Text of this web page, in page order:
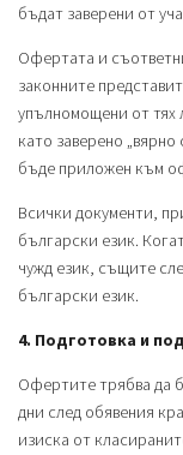
бъдат заверени от
Офертата и
законните
упълномощени от тях
като заверено
бъде приложен към
Всички документи,
български език.
чужд език, същите
български език.
4. Подготовка и
Офертите трябва да
дни след обявения
изиска от